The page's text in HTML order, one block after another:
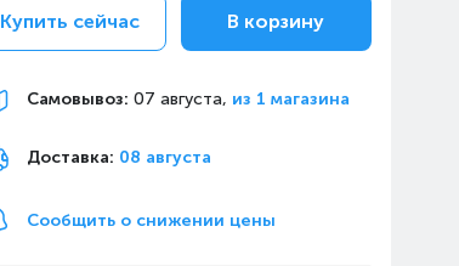
Купить сейчас В корзину
Самовывоз: 07 августа, из 1 магазина
Доставка: 08 августа
Сообщить о снижении цены